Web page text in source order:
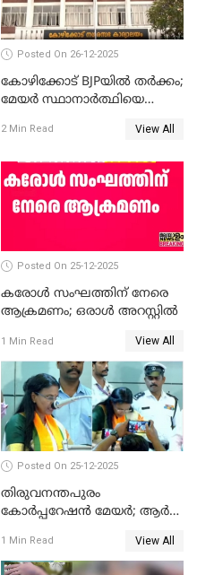
Posted On 26-12-2025
കോഴിക്കോട് BJPയിൽ തർക്കം;
മേയർ സ്ഥാനാർത്ഥിയെ
2 Min Read View All
Posted On 25-12-2025
കരോള്‍ സംഘത്തിന് നേരെ
ആക്രമണം; ഒരാള്‍ അറസ്റ്റില്‍
1 Min Read View All
Posted On 25-12-2025
തിരുവനന്തപുരം
കോര്‍പ്പറേഷന്‍ മേയർ; ആര്‍
1 Min Read View All